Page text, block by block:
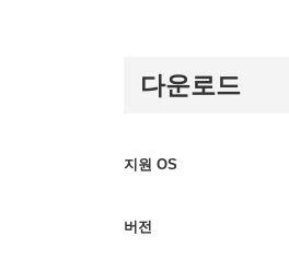
다운로드
지원 OS
버전